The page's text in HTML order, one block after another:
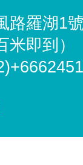
路羅湖1
米即到）